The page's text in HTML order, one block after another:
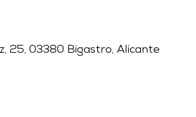
25, 03380 Bigastro, Alicante